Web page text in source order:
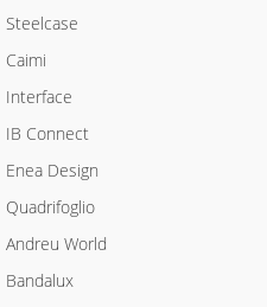
Steelcase
Caimi
Interface
IB Connect
Enea Design
Quadrifoglio
Andreu World
Bandalux